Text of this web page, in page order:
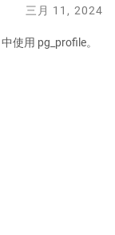
三月 11, 2024
使用 pg_profile。